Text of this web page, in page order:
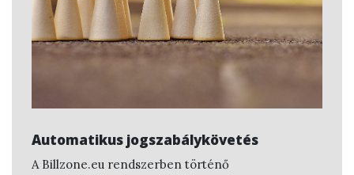
Automatikus jogszabálykövetés
A Billzone.eu rendszerben történő